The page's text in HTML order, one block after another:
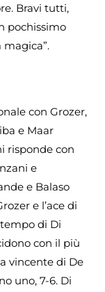
Bravi tutti,
pochissimo
magica”.
con Grozer,
e Maar
risponde con
e
e Balaso
e l’ace di
di Di
con il più
vincente di De
uno, 7-6. Di